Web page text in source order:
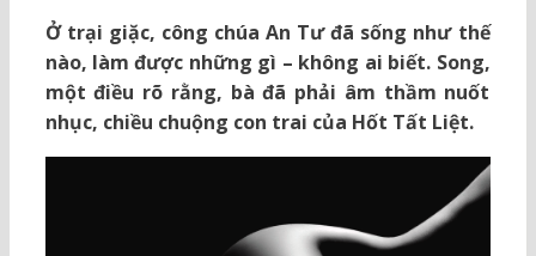
Ở trại giặc, công chúa An Tư đã sống như thế
nào, làm được những gì – không ai biết. Song,
một điều rõ rằng, bà đã phải âm thầm nuốt
nhục, chiều chuộng con trai của Hốt Tất Liệt.